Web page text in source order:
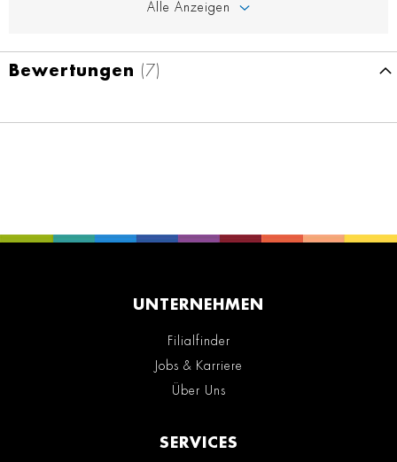
Alle Anzeigen
Bewertungen 7
UNTERNEHMEN
Filialfinder
Jobs & Karriere
Über Uns
SERVICES